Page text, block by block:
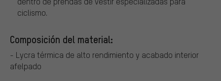
ciclismo.
Composición del material:
- Lycra térmica de alto rendimiento y acabado interior
afelpado